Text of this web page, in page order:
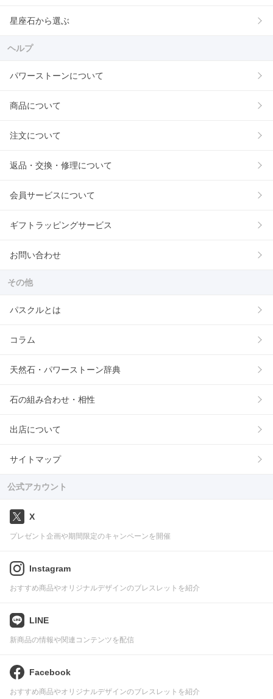
星座石から選ぶ
ヘルプ
パワーストーンについて
商品について
注文について
返品・交換・修理について
会員サービスについて
ギフトラッピングサービス
お問い合わせ
その他
パスクルとは
コラム
天然石・パワーストーン辞典
石の組み合わせ・相性
出店について
サイトマップ
公式アカウント
X
プレゼント企画や期間限定のキャンペーンを開催
Instagram
おすすめ商品やオリジナルデザインのブレスレットを紹介
LINE
新商品の情報や関連コンテンツを配信
Facebook
おすすめ商品やオリジナルデザインのブレスレットを紹介